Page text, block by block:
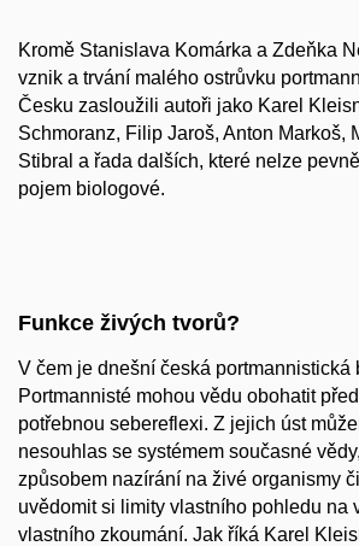
Kromě Stanislava Komárka a Zdeňka
vznik a trvání malého ostrůvku
Česku zasloužili autoři jako Karel
Schmoranz, Filip Jaroš, Anton Markoš,
Stibral a řada dalších, které nelze
pojem biologové.
Funkce živých tvorů?
V čem je dnešní česká
Portmannisté mohou vědu obohatit
potřebnou sebereflexi. Z jejich úst
nesouhlas se systémem současné
způsobem nazírání na živé organismy
uvědomit si limity vlastního pohledu na
vlastního zkoumání. Jak říká Karel